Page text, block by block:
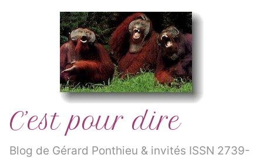
C’est pour dire
Blog de Gérard Ponthieu & invités ISSN 2739-